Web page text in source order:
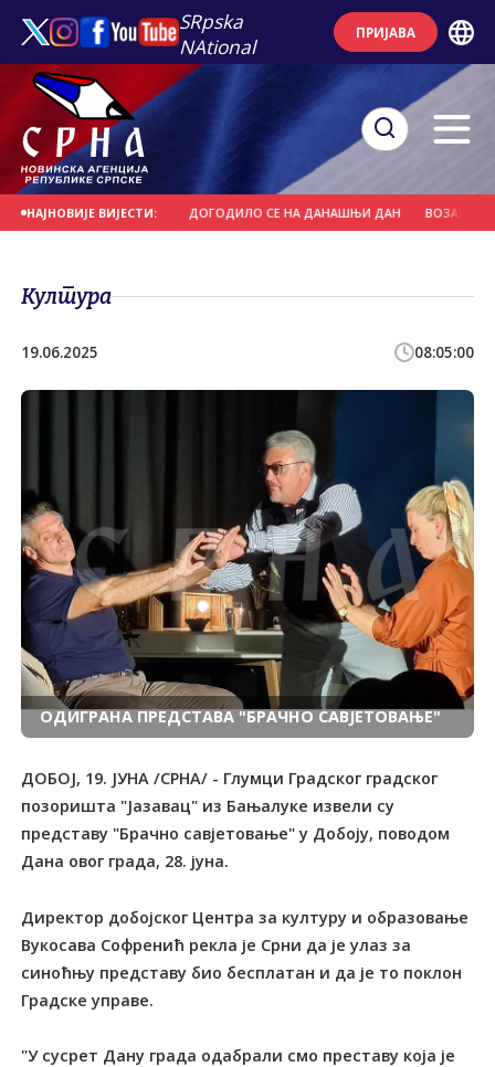
SRpska
NAtional
ПРИЈАВА
НАЈНОВИЈЕ ВИЈЕСТИ:
СВЕTИ ПАНTЕЛЕЈМОН ДОГОДИЛО СЕ НА ДАНАШЊИ ДАН ВОЗАЧ
Култура
19.06.2025 08:05:00
ОДИГРАНА ПРЕДСТАВА "БРАЧНО САВЈЕТОВАЊЕ"
ДОБОЈ, 19. ЈУНА /СРНА/ - Глумци Градског градског
позоришта "Јазавац" из Бањалуке извели су
представу "Брачно савјетовање" у Добоју, поводом
Дана овог града, 28. јуна.
Директор добојског Центра за културу и образовање
Вукосава Софренић рекла је Срни да је улаз за
синоћњу представу био бесплатан и да је то поклон
Градске управе.
"У сусрет Дану града одабрали смо преставу која је